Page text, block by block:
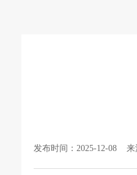
发布时间：2025-12-08 来